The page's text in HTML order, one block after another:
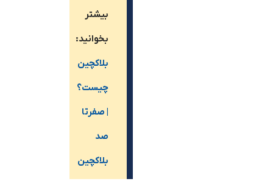
بیشتر
بخوانید:
بلاکچین
چیست؟
| صفرتا
صد
بلاکچین